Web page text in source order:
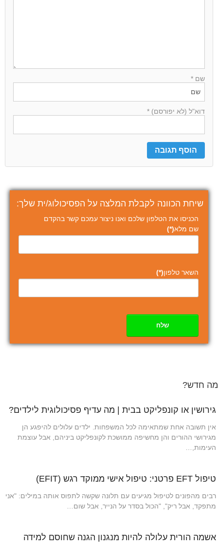
שם *
דוא"ל (לא יפורסם) *
שיחת הכוונה לקבלת המלצה על הפסיכולוג/ית שלך:
הכניסו את הטלפון שלכם ואנו ניצור עמכם קשר בהקדם
שם מלא(*)
השאר טלפון(*)
שלח
מה חדש?
גירושין או קונפליקט בבית | מה עדיף פסיכולוגית לילדים?
אין תשובה אחת שמתאימה לכל המשפחות. ילדים עלולים להיפגע הן
מגירושי ההורים והן מחשיפה ממושכת לקונפליקט ביניהם, אבל עוצמת
העימות,…
טיפול EFT פרטני: טיפול אישי ממוקד רגש (EFIT)
רבים מהפונים לטיפול מגיעים עם תלונה שקשה לתפוס אותה במילים: "אני
מתפקד, אבל ריק", "הכול בסדר על הנייר, אבל שום…
אשמה הורית עלולה להיות מנגנון הגנה שחוסם למידה